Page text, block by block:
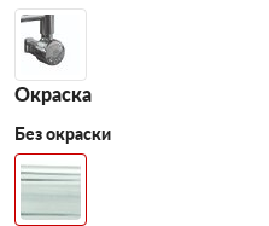
Окраска
Без окраски